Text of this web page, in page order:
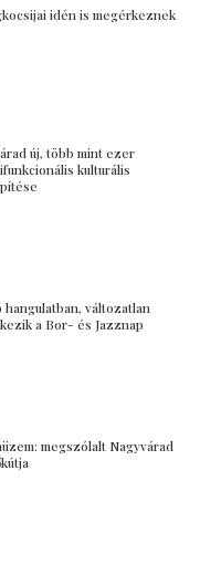
idén is megérkeznek
új, több mint ezer
kulturális
változatlan
a Bor- és Jazznap
megszólalt Nagyvárad